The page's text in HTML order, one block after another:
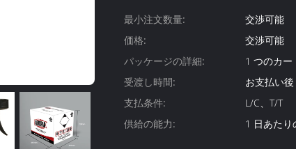
最小注文数量:
交渉可能
価格:
交渉可能
パッケージの詳細:
1 つのカ
受渡し時間:
お支払い
支払条件:
L/C、T/T
供給の能力:
1 日あたり